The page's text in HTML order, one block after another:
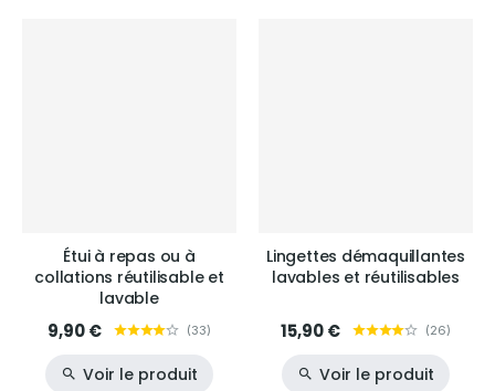
Étui à repas ou à
collations réutilisable et
lavable
9,90 € (33)
Voir le produit
Lingettes démaquillantes
lavables et réutilisables
15,90 € (26)
Voir le produit